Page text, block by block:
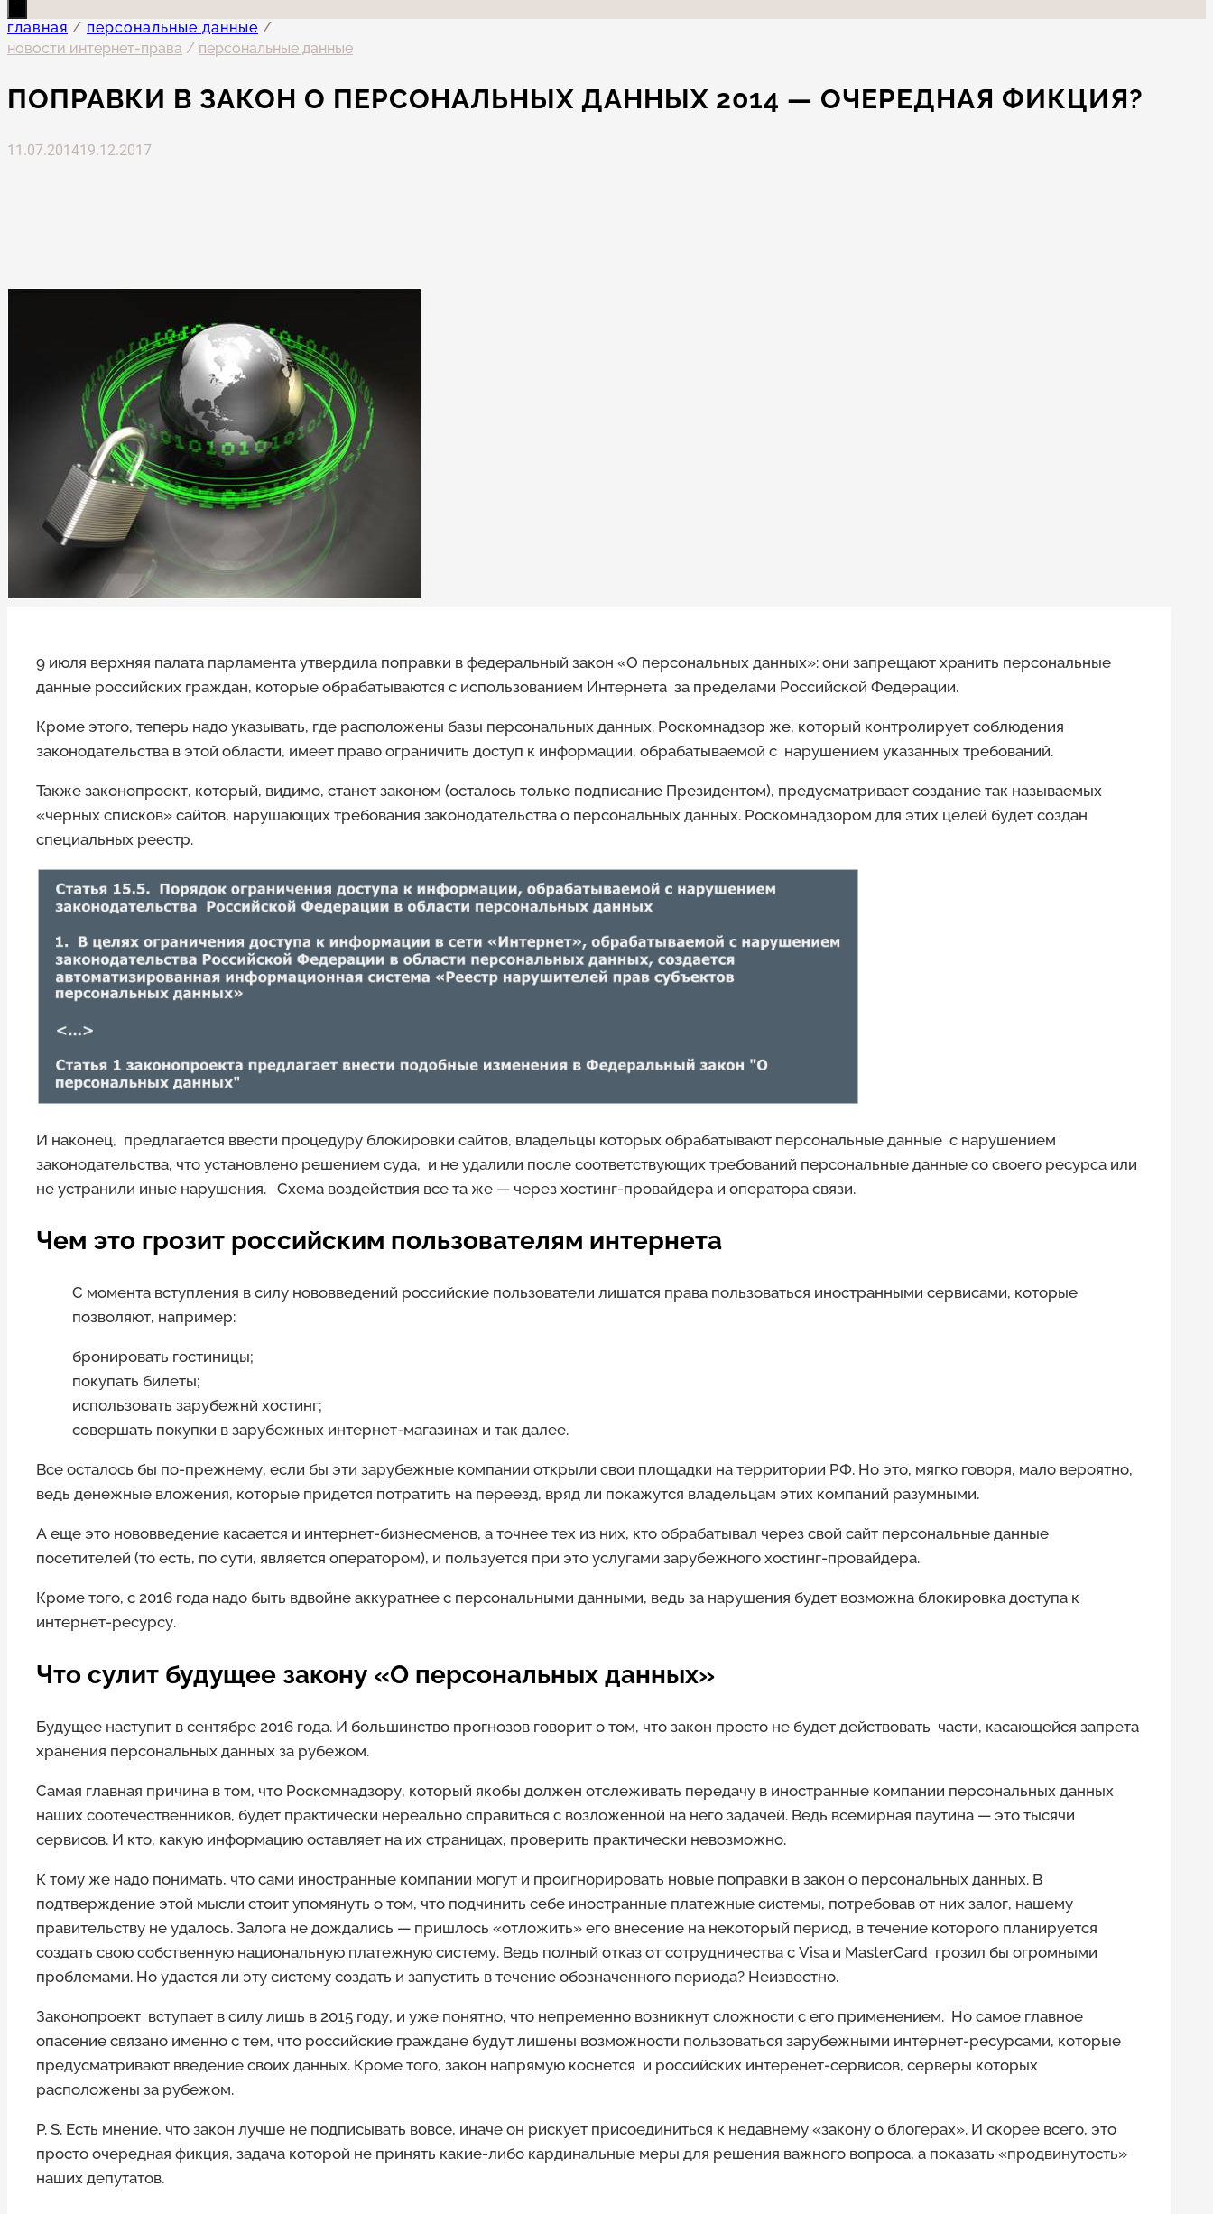
главная / персональные данные /
новости интернет-права / персональные данные
ПОПРАВКИ В ЗАКОН О ПЕРСОНАЛЬНЫХ ДАННЫХ 2014 — ОЧЕРЕДНАЯ ФИКЦИЯ?
11.07.201419.12.2017
9 июля верхняя палата парламента утвердила поправки в федеральный закон «О персональных данных»: они запрещают хранить персональные
данные российских граждан, которые обрабатываются с использованием Интернета за пределами Российской Федерации.
Кроме этого, теперь надо указывать, где расположены базы персональных данных. Роскомнадзор же, который контролирует соблюдения
законодательства в этой области, имеет право ограничить доступ к информации, обрабатываемой с нарушением указанных требований.
Также законопроект, который, видимо, станет законом (осталось только подписание Президентом), предусматривает создание так называемых
«черных списков» сайтов, нарушающих требования законодательства о персональных данных. Роскомнадзором для этих целей будет создан
специальных реестр.
И наконец, предлагается ввести процедуру блокировки сайтов, владельцы которых обрабатывают персональные данные с нарушением
законодательства, что установлено решением суда, и не удалили после соответствующих требований персональные данные со своего ресурса или
не устранили иные нарушения. Схема воздействия все та же — через хостинг-провайдера и оператора связи.
Чем это грозит российским пользователям интернета
С момента вступления в силу нововведений российские пользователи лишатся права пользоваться иностранными сервисами, которые
позволяют, например:
бронировать гостиницы;
покупать билеты;
использовать зарубежнй хостинг;
совершать покупки в зарубежных интернет-магазинах и так далее.
Все осталось бы по-прежнему, если бы эти зарубежные компании открыли свои площадки на территории РФ. Но это, мягко говоря, мало вероятно,
ведь денежные вложения, которые придется потратить на переезд, вряд ли покажутся владельцам этих компаний разумными.
А еще это нововведение касается и интернет-бизнесменов, а точнее тех из них, кто обрабатывал через свой сайт персональные данные
посетителей (то есть, по сути, является оператором), и пользуется при это услугами зарубежного хостинг-провайдера.
Кроме того, с 2016 года надо быть вдвойне аккуратнее с персональными данными, ведь за нарушения будет возможна блокировка доступа к
интернет-ресурсу.
Что сулит будущее закону «О персональных данных»
Будущее наступит в сентябре 2016 года. И большинство прогнозов говорит о том, что закон просто не будет действовать части, касающейся запрета
хранения персональных данных за рубежом.
Самая главная причина в том, что Роскомнадзору, который якобы должен отслеживать передачу в иностранные компании персональных данных
наших соотечественников, будет практически нереально справиться с возложенной на него задачей. Ведь всемирная паутина — это тысячи
сервисов. И кто, какую информацию оставляет на их страницах, проверить практически невозможно.
К тому же надо понимать, что сами иностранные компании могут и проигнорировать новые поправки в закон о персональных данных. В
подтверждение этой мысли стоит упомянуть о том, что подчинить себе иностранные платежные системы, потребовав от них залог, нашему
правительству не удалось. Залога не дождались — пришлось «отложить» его внесение на некоторый период, в течение которого планируется
создать свою собственную национальную платежную систему. Ведь полный отказ от сотрудничества с Visa и MasterCard грозил бы огромными
проблемами. Но удастся ли эту систему создать и запустить в течение обозначенного периода? Неизвестно.
Законопроект вступает в силу лишь в 2015 году, и уже понятно, что непременно возникнут сложности с его применением. Но самое главное
опасение связано именно с тем, что российские граждане будут лишены возможности пользоваться зарубежными интернет-ресурсами, которые
предусматривают введение своих данных. Кроме того, закон напрямую коснется и российских интеренет-сервисов, серверы которых
расположены за рубежом.
P. S. Есть мнение, что закон лучше не подписывать вовсе, иначе он рискует присоединиться к недавнему «закону о блогерах». И скорее всего, это
просто очередная фикция, задача которой не принять какие-либо кардинальные меры для решения важного вопроса, а показать «продвинутость»
наших депутатов.